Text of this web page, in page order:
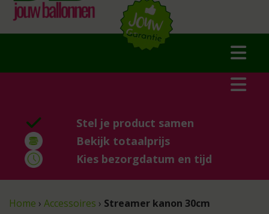
Stel je product samen
Bekijk totaalprijs
Kies bezorgdatum en tijd
Home › Accessoires › Streamer kanon 30cm